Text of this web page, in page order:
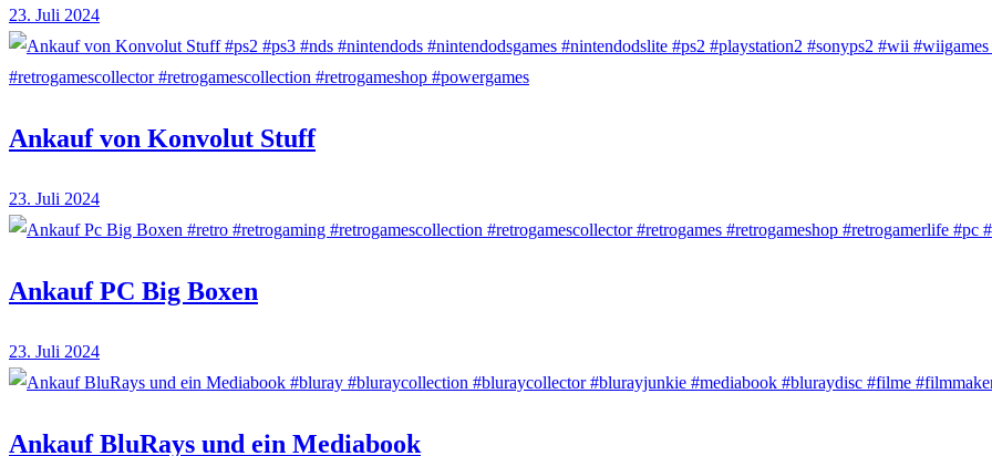
23. Juli 2024
Ankauf von Konvolut Stuff
23. Juli 2024
Ankauf PC Big Boxen
23. Juli 2024
Ankauf BluRays und ein Mediabook